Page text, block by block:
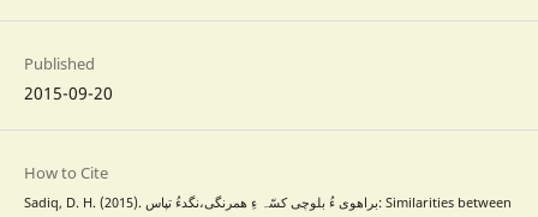
Published
2015-09-20
How to Cite
Sadiq, D. H. (2015). براھوی ءُ بلوچی کسّہ ءِ ھمرنگی،نگدءُ تپاس: Similarities between